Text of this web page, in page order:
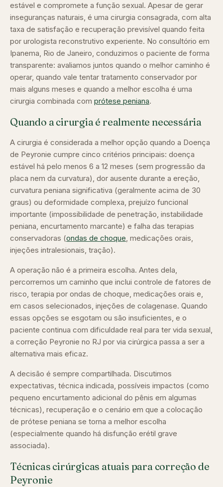
estável e compromete a função sexual. Apesar de gerar
inseguranças naturais, é uma cirurgia consagrada, com alta
taxa de satisfação e recuperação previsível quando feita
por urologista reconstrutivo experiente. No consultório em
Ipanema, Rio de Janeiro, conduzimos o paciente de forma
transparente: avaliamos juntos quando o melhor caminho é
operar, quando vale tentar tratamento conservador por
mais alguns meses e quando a melhor escolha é uma
cirurgia combinada com prótese peniana.
Quando a cirurgia é realmente necessária
A cirurgia é considerada a melhor opção quando a Doença
de Peyronie cumpre cinco critérios principais: doença
estável há pelo menos 6 a 12 meses (sem progressão da
placa nem da curvatura), dor ausente durante a ereção,
curvatura peniana significativa (geralmente acima de 30
graus) ou deformidade complexa, prejuízo funcional
importante (impossibilidade de penetração, instabilidade
peniana, encurtamento marcante) e falha das terapias
conservadoras (ondas de choque, medicações orais,
injeções intralesionais, tração).
A operação não é a primeira escolha. Antes dela,
percorremos um caminho que inclui controle de fatores de
risco, terapia por ondas de choque, medicações orais e,
em casos selecionados, injeções de colagenase. Quando
essas opções se esgotam ou são insuficientes, e o
paciente continua com dificuldade real para ter vida sexual,
a correção Peyronie no RJ por via cirúrgica passa a ser a
alternativa mais eficaz.
A decisão é sempre compartilhada. Discutimos
expectativas, técnica indicada, possíveis impactos (como
pequeno encurtamento adicional do pênis em algumas
técnicas), recuperação e o cenário em que a colocação
de prótese peniana se torna a melhor escolha
(especialmente quando há disfunção erétil grave
associada).
Técnicas cirúrgicas atuais para correção de
Peyronie